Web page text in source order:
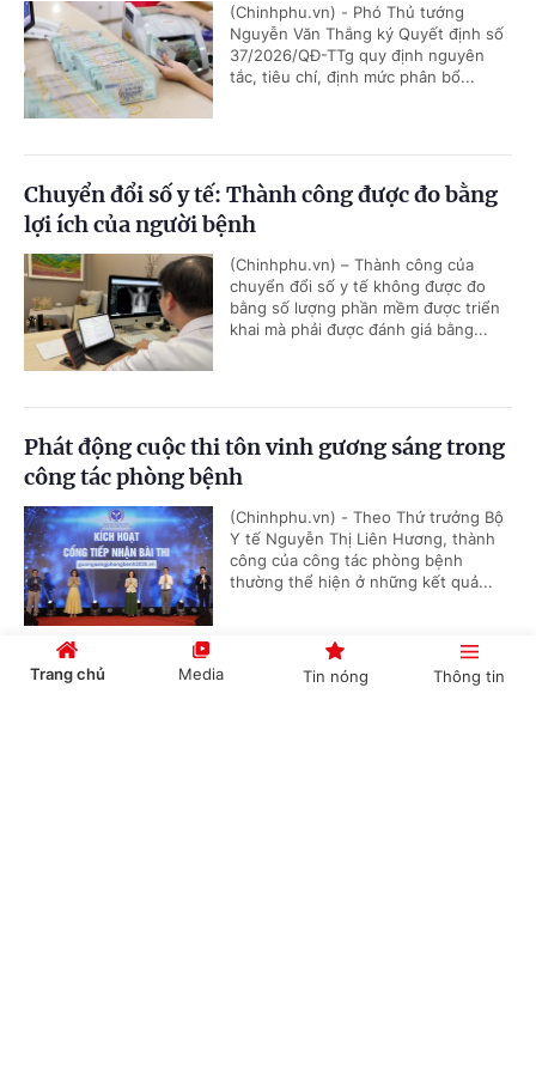
(Chinhphu.vn) - Phó Thủ tướng
Nguyễn Văn Thắng ký Quyết định số
37/2026/QĐ-TTg quy định nguyên
tắc, tiêu chí, định mức phân bổ...
Chuyển đổi số y tế: Thành công được đo bằng
lợi ích của người bệnh
(Chinhphu.vn) – Thành công của
chuyển đổi số y tế không được đo
bằng số lượng phần mềm được triển
khai mà phải được đánh giá bằng...
Phát động cuộc thi tôn vinh gương sáng trong
công tác phòng bệnh
(Chinhphu.vn) - Theo Thứ trưởng Bộ
Y tế Nguyễn Thị Liên Hương, thành
công của công tác phòng bệnh
thường thể hiện ở những kết quả...
Trang chủ Media Tin nóng Thông tin